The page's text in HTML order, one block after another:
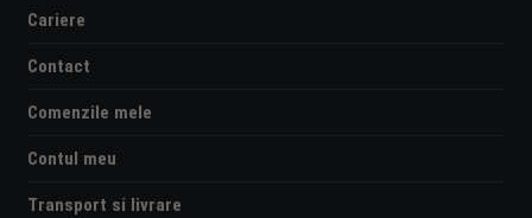
Cariere
Contact
Comenzile mele
Contul meu
Transport si livrare